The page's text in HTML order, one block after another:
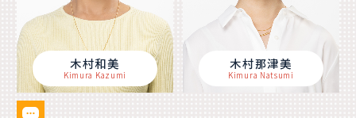
木村和美
Kimura Kazumi
木村那津美
Kimura Natsumi